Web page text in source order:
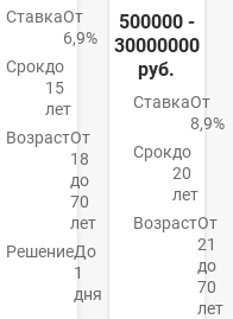
СтавкаОт
6,9%
Срокдо
15
лет
ВозрастОт
18
до
70
лет
РешениеДо
1
дня
500000 -
30000000
руб.
СтавкаОт
8,9%
Срокдо
20
лет
ВозрастОт
21
до
70
лет